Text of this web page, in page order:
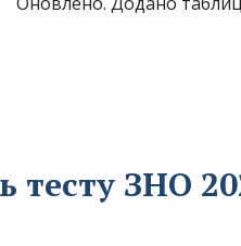
тесту ЗНО